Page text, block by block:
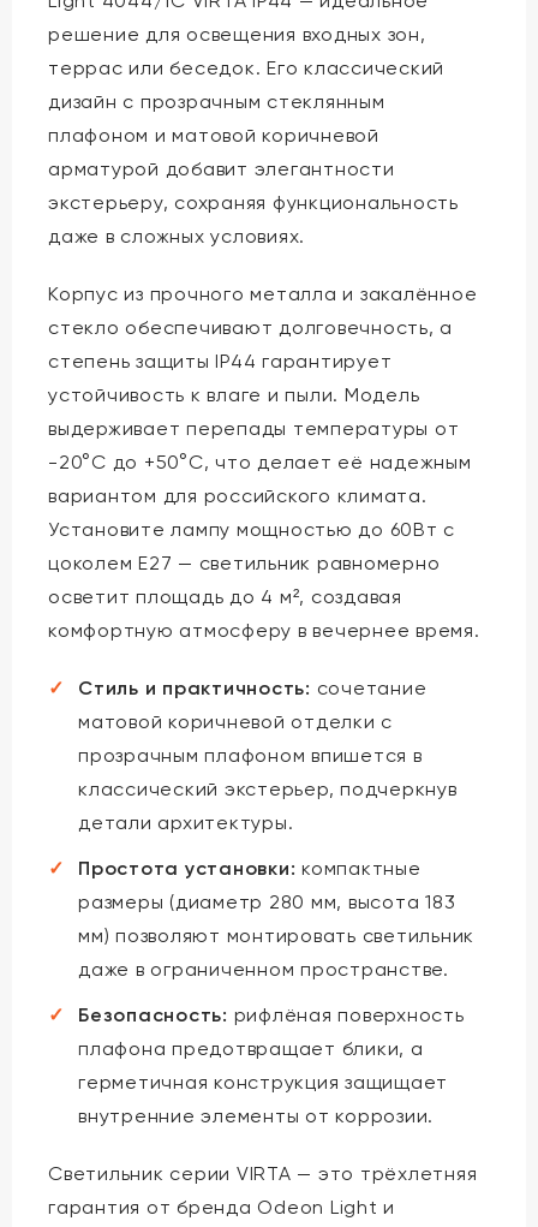
решение для освещения входных зон,
террас или беседок. Его классический
дизайн с прозрачным стеклянным
плафоном и матовой коричневой
арматурой добавит элегантности
экстерьеру, сохраняя функциональность
даже в сложных условиях.
Корпус из прочного металла и закалённое
стекло обеспечивают долговечность, а
степень защиты IP44 гарантирует
устойчивость к влаге и пыли. Модель
выдерживает перепады температуры от
-20°C до +50°C, что делает её надежным
вариантом для российского климата.
Установите лампу мощностью до 60Вт с
цоколем E27 — светильник равномерно
осветит площадь до 4 м², создавая
комфортную атмосферу в вечернее время.
Стиль и практичность: сочетание
матовой коричневой отделки с
прозрачным плафоном впишется в
классический экстерьер, подчеркнув
детали архитектуры.
Простота установки: компактные
размеры (диаметр 280 мм, высота 183
мм) позволяют монтировать светильник
даже в ограниченном пространстве.
Безопасность: рифлёная поверхность
плафона предотвращает блики, а
герметичная конструкция защищает
внутренние элементы от коррозии.
Светильник серии VIRTA — это трёхлетняя
гарантия от бренда Odeon Light и